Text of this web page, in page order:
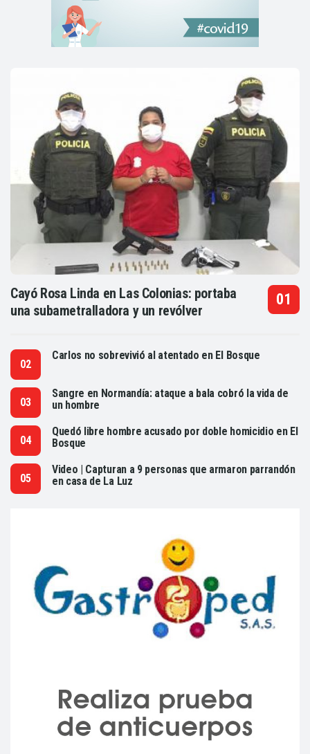
Cayó Rosa Linda en Las Colonias: portaba
una subametralladora y un revólver
Carlos no sobrevivió al atentado en El Bosque
Sangre en Normandía: ataque a bala cobró la vida de
un hombre
Quedó libre hombre acusado por doble homicidio en El
Bosque
Video | Capturan a 9 personas que armaron parrandón
en casa de La Luz